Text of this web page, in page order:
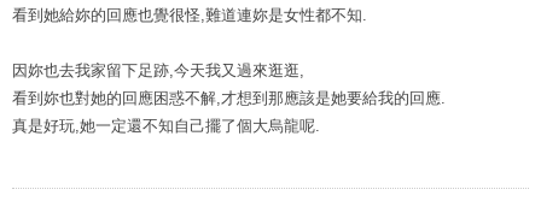
看到她給妳的回應也覺很怪,難道連妳是女性都不知.
因妳也去我家留下足跡,今天我又過來逛逛,
看到妳也對她的回應困惑不解,才想到那應該是她要給我的回應.
真是好玩,她一定還不知自己擺了個大烏龍呢.